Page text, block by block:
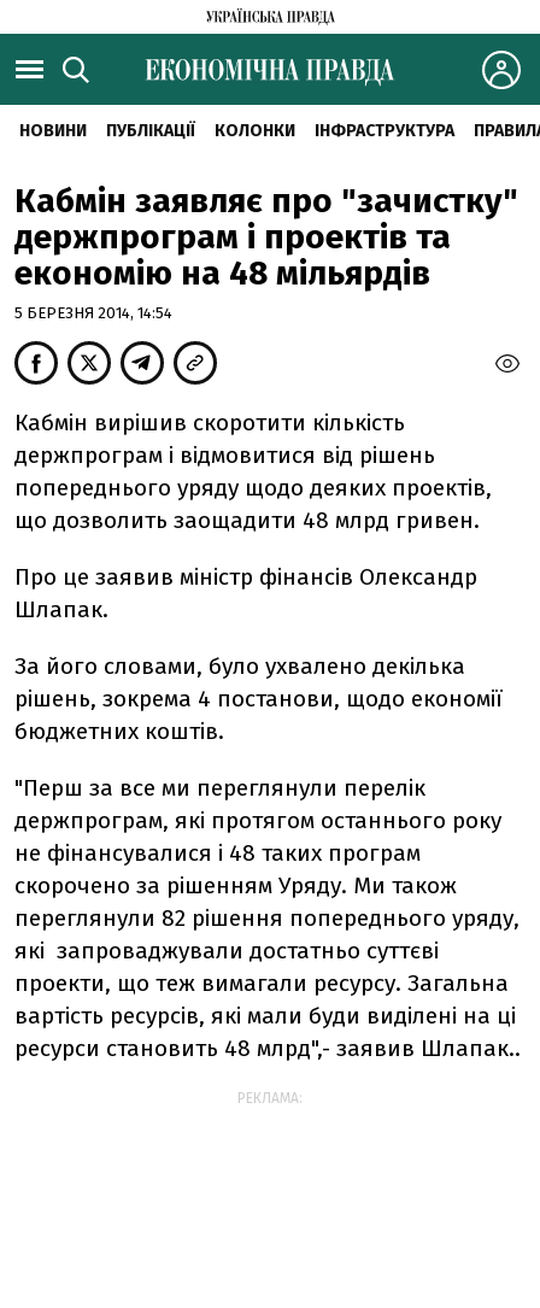
НОВИНИ ПУБЛІКАЦІЇ КОЛОНКИ ІНФРАСТРУКТУРА
Кабмін заявляє про "зачистку"
держпрограм і проектів та
економію на 48 мільярдів
5 БЕРЕЗНЯ 2014, 14:54
Кабмін вирішив скоротити кількість
держпрограм і відмовитися від рішень
попереднього уряду щодо деяких проектів,
що дозволить заощадити 48 млрд гривен.
Про це заявив міністр фінансів Олександр
Шлапак.
За його словами, було ухвалено декілька
рішень, зокрема 4 постанови, щодо економії
бюджетних коштів.
"Перш за все ми переглянули перелік
держпрограм, які протягом останнього року
не фінансувалися і 48 таких програм
скорочено за рішенням Уряду. Ми також
переглянули 82 рішення попереднього уряду,
які запроваджували достатньо суттєві
проекти, що теж вимагали ресурсу. Загальна
вартість ресурсів, які мали буди виділені на ці
ресурси становить 48 млрд",- заявив Шлапак..
РЕКЛАМА: